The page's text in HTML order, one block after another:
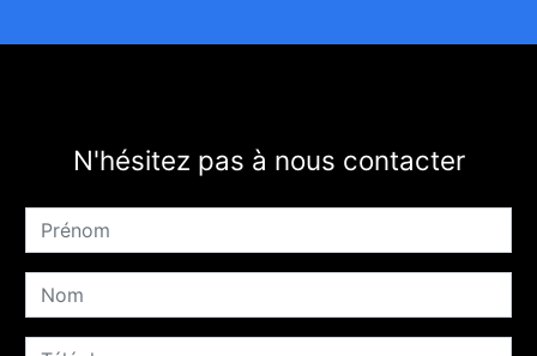
N'hésitez pas à nous contacter